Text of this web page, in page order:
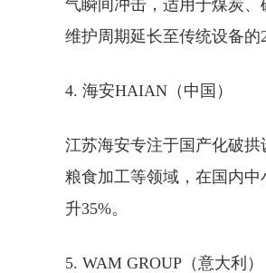
气瞬间冲击，适用于煤炭、
维护周期延长至传统设备的2
4. 海安HAIAN（中国）
江苏海安专注于国产化破拱
粮食加工等领域，在国内
升35%。
5. WAM GROUP（意大利）